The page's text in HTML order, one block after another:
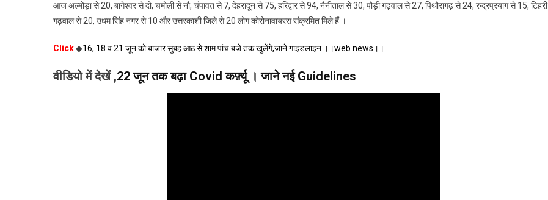
आज अल्मोड़ा से 20, बागेश्वर से दो, चमोली से नौ, चंपावत से 7, देहरादून से 75, हरिद्वार से 94, नैनीताल से 30, पौड़ी गढ़वाल से 27, पिथौरागढ़ से 24, रुद्रप्रयाग से 15, टिहरी
गढ़वाल से 20, उधम सिंह नगर से 10 और उत्तरकाशी जिले से 20 लोग कोरोनावायरस संक्रमित मिले हैं ।
Click◆16, 18 व 21 जून को बाजार सुबह आठ से शाम पांच बजे तक खुलेंगे,जाने गाइडलाइन ।।web news।।
वीडियो में देखें ,22 जून तक बढ़ा Covid कर्फ़्यू । जाने नई Guidelines